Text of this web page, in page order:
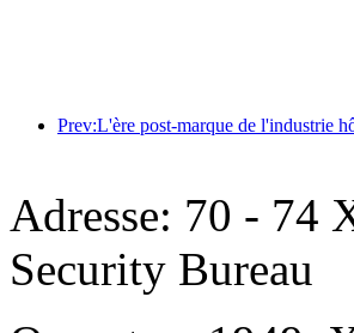
Adresse: 70 - 74
Security Bureau